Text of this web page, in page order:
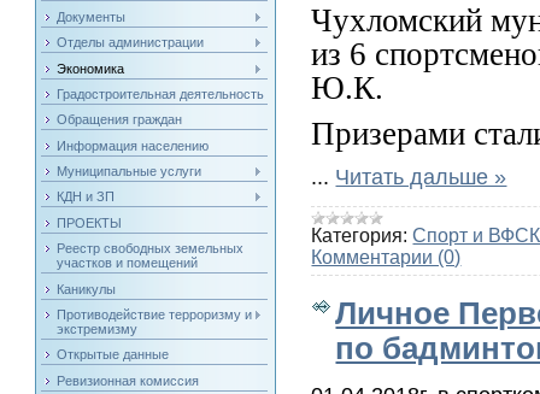
Документы
Отделы администрации
Экономика
Градостроительная деятельность
Обращения граждан
Информация населению
Муниципальные услуги
КДН и ЗП
ПРОЕКТЫ
Реестр свободных земельных
участков и помещений
Каникулы
Противодействие терроризму и
экстремизму
Открытые данные
Ревизионная комиссия
Чухломский
из 6
Ю.К.
Призерами
... Читать дальше »
Категория: Спорт и
Комментарии (0)
Личное
по